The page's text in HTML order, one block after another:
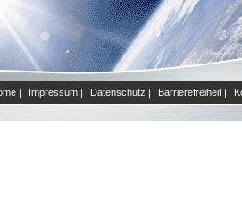
| Impressum | Datenschutz | Barrierefreiheit |